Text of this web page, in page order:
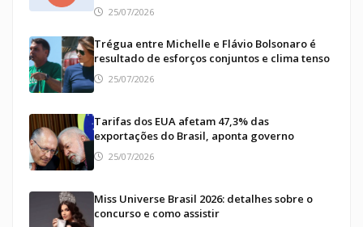
25/07/2026
Trégua entre Michelle e Flávio Bolsonaro é
resultado de esforços conjuntos e clima tenso
25/07/2026
Tarifas dos EUA afetam 47,3% das
exportações do Brasil, aponta governo
25/07/2026
Miss Universe Brasil 2026: detalhes sobre o
concurso e como assistir